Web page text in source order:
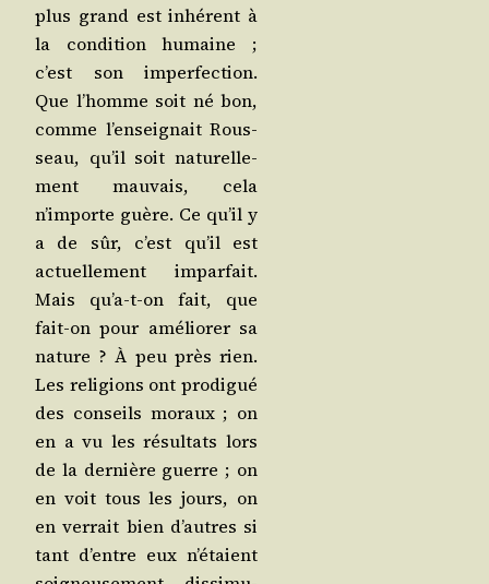
plus grand est inhé­rent à
la condi­tion humaine ;
c’est son imper­fec­tion.
Que l’homme soit né bon,
comme l’enseignait Rous­
seau, qu’il soit natu­rel­le­
ment mau­vais, cela
n’importe guère. Ce qu’il y
a de sûr, c’est qu’il est
actuel­le­ment impar­fait.
Mais qu’a‑t-on fait, que
fait-on pour amé­lio­rer sa
nature ? À peu près rien.
Les reli­gions ont pro­di­gué
des conseils moraux ; on
en a vu les résul­tats lors
de la der­nière guerre ; on
en voit tous les jours, on
en ver­rait bien d’autres si
tant d’entre eux n’étaient